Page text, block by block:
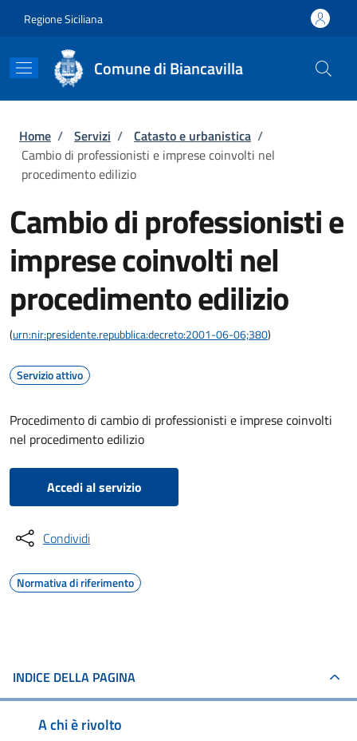
Regione Siciliana
Comune di Biancavilla
Briciole di pane
Home / Servizi / Catasto e urbanistica /
Cambio di professionisti e imprese coinvolti nel
procedimento edilizio
Cambio di professionisti e
imprese coinvolti nel
procedimento edilizio
(urn:nir:presidente.repubblica:decreto:2001-06-06;380)
Servizio attivo
Procedimento di cambio di professionisti e imprese coinvolti
nel procedimento edilizio
Accedi al servizio
Condividi
Normativa di riferimento
INDICE DELLA PAGINA
A chi è rivolto